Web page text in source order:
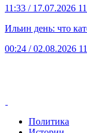
11:33 / 17.07.2026
Ильин день: что
00:24 / 02.08.2026
Политика